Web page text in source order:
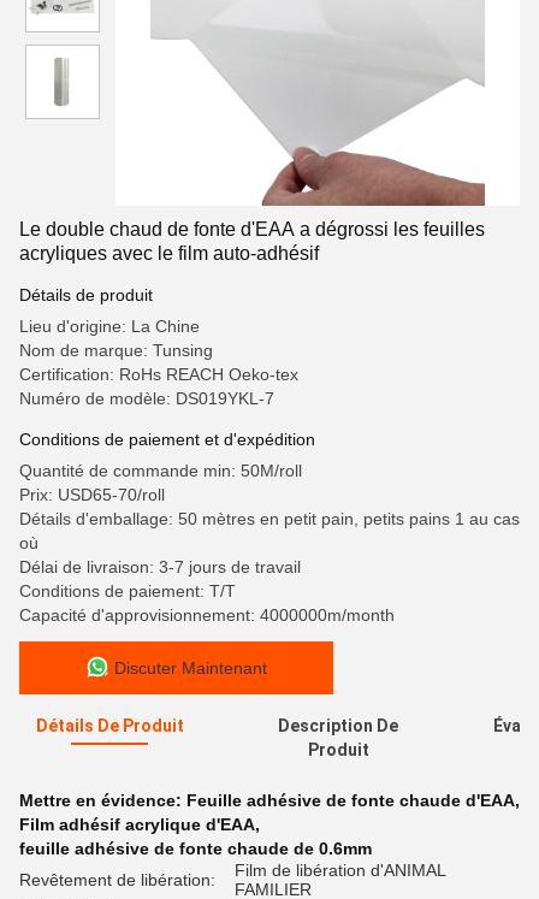
Le double chaud de fonte d'EAA a dégrossi les feuilles
acryliques avec le film auto-adhésif
Détails de produit
Lieu d'origine: La Chine
Nom de marque: Tunsing
Certification: RoHs REACH Oeko-tex
Numéro de modèle: DS019YKL-7
Conditions de paiement et d'expédition
Quantité de commande min: 50M/roll
Prix: USD65-70/roll
Détails d'emballage: 50 mètres en petit pain, petits pains 1 au cas
où
Délai de livraison: 3-7 jours de travail
Conditions de paiement: T/T
Capacité d'approvisionnement: 4000000m/month
Discuter Maintenant
Détails De Produit
Description De
Produit
Mettre en évidence: Feuille adhésive de fonte chaude d'EAA,
Film adhésif acrylique d'EAA,
feuille adhésive de fonte chaude de 0.6mm
Revêtement de libération:
Film de libération d'ANIMAL
FAMILIER